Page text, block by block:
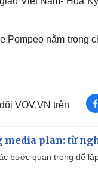
Pompeo nằm trong
VOV.VN trên
media plan: từ
bước quan trọng để